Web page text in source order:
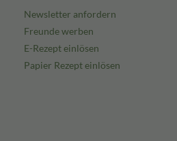
Newsletter anfordern
Freunde werben
E-Rezept einlösen
Papier Rezept einlösen